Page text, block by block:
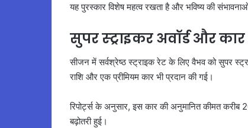
यह पुरस्कार विशेष महत्व रखता है और भविष्य की
सुपर स्ट्राइकर अवॉर्ड और
सीजन में सर्वश्रेष्ठ स्ट्राइक रेट के लिए वैभव को सुपर
राशि और एक प्रीमियम कार भी प्रदान की गई।
रिपोर्ट्स के अनुसार, इस कार की अनुमानित कीमत
बढ़ोतरी हुई।